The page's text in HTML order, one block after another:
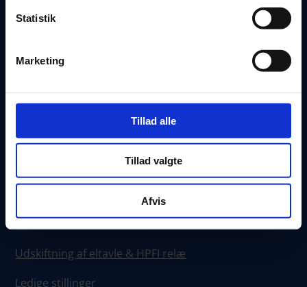
Statistik
Marketing
Tillad alle
Tillad valgte
Afvis
Medlem af Tekniq
Medlem af Anmeld Håndværker
Installation af lader til elbil
Udskiftning af eltavle & HPFI relæ
Ledige stillinger